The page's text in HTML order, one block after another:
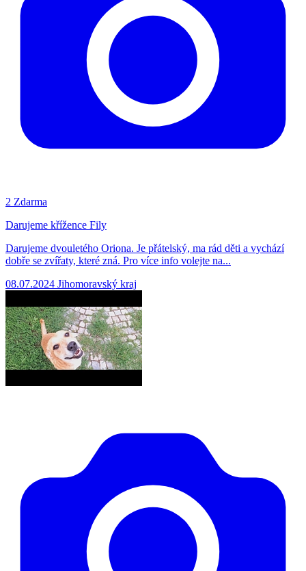
2 Zdarma
Darujeme křížence Fily
Darujeme dvouletého Oriona. Je přátelský, ma rád děti a vychází
dobře se zvířaty, které zná. Pro více info volejte na...
08.07.2024 Jihomoravský kraj